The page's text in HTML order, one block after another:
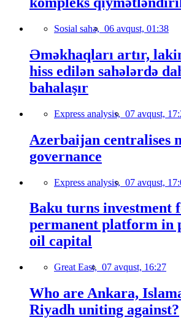
Sosial sahə, 06 avqust, 01:38
Əməkhaqları artır,
hiss edilən sahələrdə
bahalaşır
Express analysis, 07 avqust,
Azerbaijan centralises
governance
Express analysis, 07 avqust,
Baku turns investment
permanent platform in
oil capital
Great East, 07 avqust, 16:27
Who are Ankara,
Riyadh uniting against?